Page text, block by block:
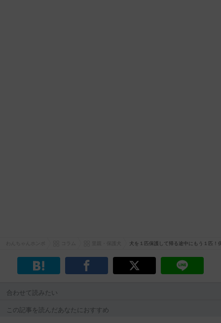
里親・保護犬 犬を１匹保護して帰る途中にもう１匹！
合わせて読みたい
この記事を読んだあなたにおすすめ